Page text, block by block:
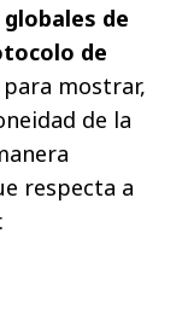
globales de
de
para mostrar,
de la
respecta a